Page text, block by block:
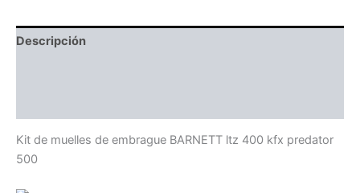
Descripción
Kit de muelles de embrague BARNETT ltz 400 kfx predator
500